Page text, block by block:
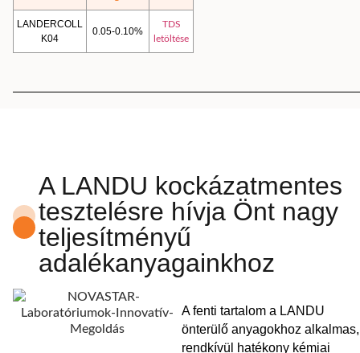
LANDERCOLL
K04
0.05-0.10%
TDS
letöltése
A LANDU kockázatmentes
tesztelésre hívja Önt nagy
teljesítményű
adalékanyagainkhoz
A fenti tartalom a LANDU
önterülő anyagokhoz alkalmas,
rendkívül hatékony kémiai